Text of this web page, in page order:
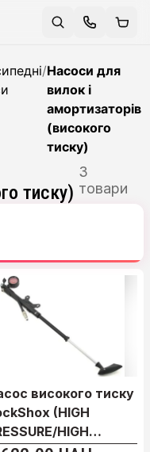
/Насоси для
вилок і
амортизаторів
(високого
тиску)
тиску)
3
товари
високого тиску
(HIGH
HIGH